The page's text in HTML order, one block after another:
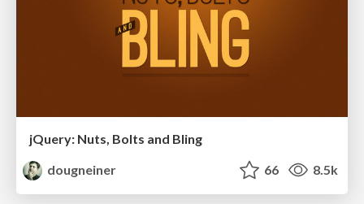
jQuery: Nuts, Bolts and Bling
dougneiner
66 8.5k